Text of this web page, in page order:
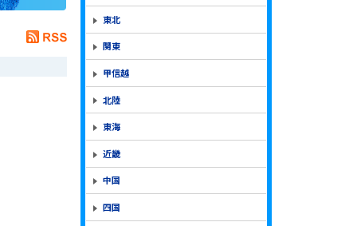
東北
関東
甲信越
北陸
東海
近畿
中国
四国